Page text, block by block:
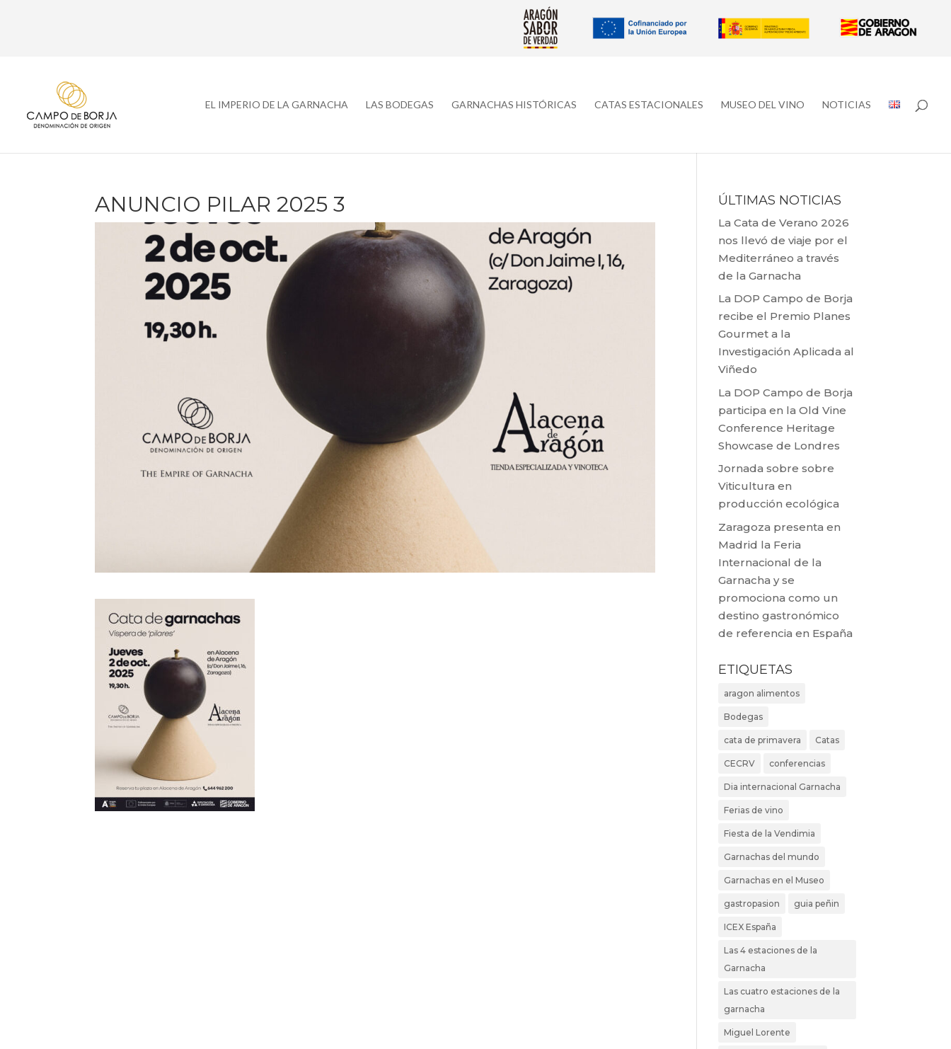
EL IMPERIO DE LA GARNACHA LAS BODEGAS GARNACHAS HISTÓRICAS CATAS ESTACIONALES MUSEO DEL VINO NOTICIAS
ANUNCIO PILAR 2025 3 ÚLTIMAS NOTICIAS
La Cata de Verano 2026
nos llevó de viaje por el
Mediterráneo a través
de la Garnacha
La DOP Campo de Borja
recibe el Premio Planes
Gourmet a la
Investigación Aplicada al
Viñedo
La DOP Campo de Borja
participa en la Old Vine
Conference Heritage
Showcase de Londres
Jornada sobre sobre
Viticultura en
producción ecológica
Zaragoza presenta en
Madrid la Feria
Internacional de la
Garnacha y se
promociona como un
destino gastronómico
de referencia en España
ETIQUETAS
aragon alimentos
Bodegas
cata de primavera Catas
CECRV conferencias
Dia internacional Garnacha
Ferias de vino
Fiesta de la Vendimia
Garnachas del mundo
Garnachas en el Museo
gastropasion guia peñin
ICEX España
Las 4 estaciones de la
Garnacha
Las cuatro estaciones de la
garnacha
Miguel Lorente